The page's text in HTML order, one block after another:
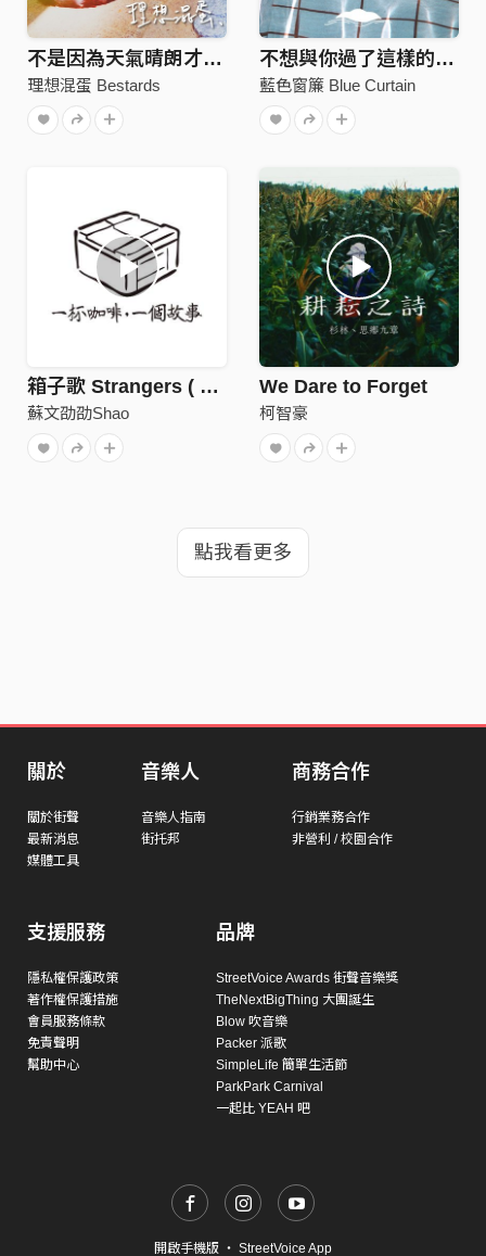
不是因為天氣晴朗才愛你
理想混蛋 Bestards
不想與你過了這樣的一生
藍色窗簾 Blue Curtain
箱子歌 Strangers ( Live_Sofar Taipei )
蘇文劭劭Shao
We Dare to Forget
柯智豪
點我看更多
關於
關於街聲
最新消息
媒體工具
音樂人
音樂人指南
街托邦
商務合作
行銷業務合作
非營利 / 校園合作
支援服務
隱私權保護政策
著作權保護措施
會員服務條款
免責聲明
幫助中心
品牌
StreetVoice Awards 街聲音樂獎
TheNextBigThing 大團誕生
Blow 吹音樂
Packer 派歌
SimpleLife 簡單生活節
ParkPark Carnival
一起比 YEAH 吧
開啟手機版 ・ StreetVoice App